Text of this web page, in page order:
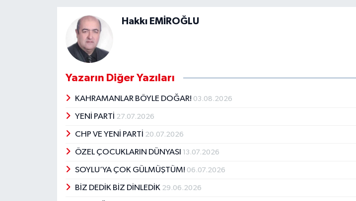
Hakkı EMİROĞLU
Yazarın Diğer Yazıları
KAHRAMANLAR BÖYLE DOĞAR! 03.08.2026
YENİ PARTİ 27.07.2026
CHP VE YENİ PARTİ 20.07.2026
ÖZEL ÇOCUKLARIN DÜNYASI 13.07.2026
SOYLU’YA ÇOK GÜLMÜŞTÜM! 06.07.2026
BİZ DEDİK BİZ DİNLEDİK 29.06.2026